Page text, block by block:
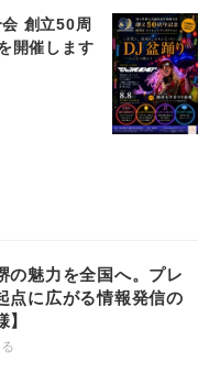
創立50周
開催します
の魅力を全国へ。プレ
点に広がる情報発信の